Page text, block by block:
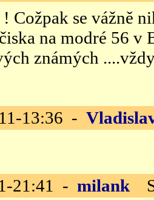
Cožpak se vážně
na modré 56 v
známých
13:36 -
21:41 - milank